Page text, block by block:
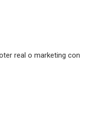
real o marketing con